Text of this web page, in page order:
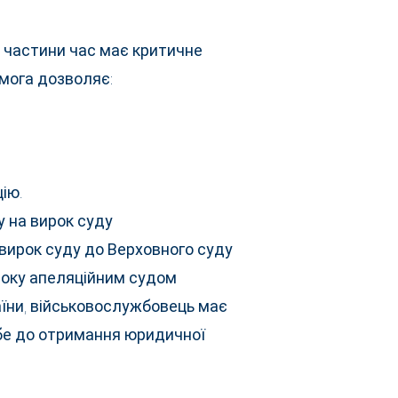
час має критичне
дозволяє:
на вирок суду
суду до Верховного суду
апеляційним судом
військовослужбовець має
до отримання юридичної